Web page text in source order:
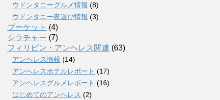
ウドンタニーグルメ情報 (8)
ウドンタニー夜遊び情報 (3)
プーケット (4)
シラチャー (7)
フィリピン・アンヘレス関連 (63)
アンヘレス情報 (14)
アンへレスホテルレポート (17)
アンヘレスグルメレポート (16)
はじめてのアンヘレス (2)